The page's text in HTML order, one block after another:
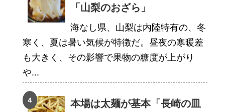
「山梨のおざら」
海なし県、山梨は内陸特有の、冬
寒く、夏は暑い気候が特徴だ。昼夜の寒暖差
も大きく、その影響で果物の糖度が上がり
や...
本場は太麺が基本「長崎の皿